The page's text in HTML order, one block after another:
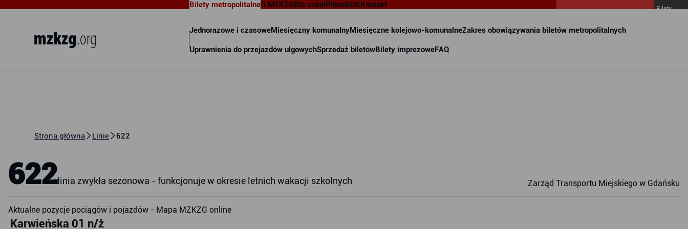
Bilety metropolitalne
Jednorazowe i czasoweMiesięczny komunalnyMiesięczne kolejowo-komunalneZakres obowiązywania biletów metropolitalnych
Uprawnienia do przejazdów ulgowychSprzedaż biletówBilety imprezoweFAQ
O MZKZGDla szkółPlikieBOKKontakt
Bilety
Strona główna Linie 622
622linia zwykła sezonowa - funkcjonuje w okresie letnich wakacji szkolnych Zarząd Transportu Miejskiego w Gdańsku
Aktualne pozycje pociągów i pojazdów - Mapa MZKZG online
Karwieńska 01 n/ż